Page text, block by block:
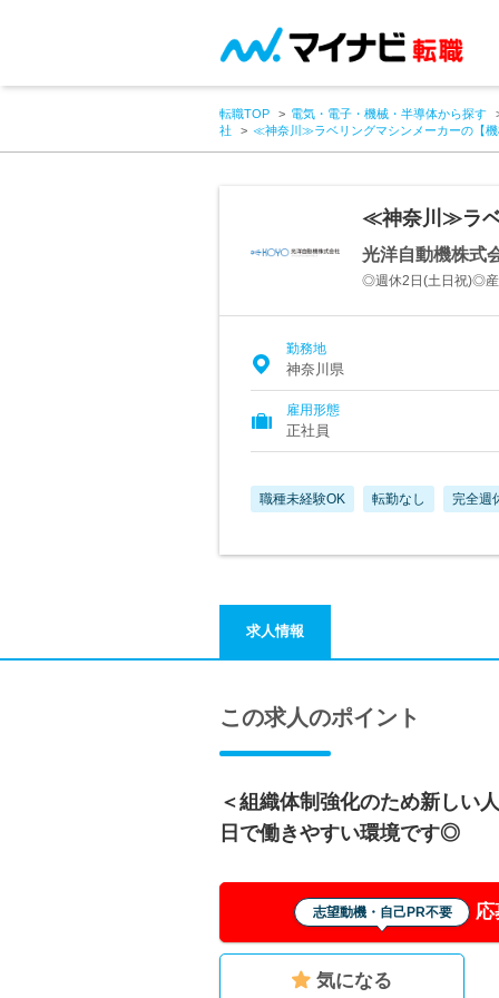
転職TOP
電気・電子・機械・半導体から探す
社
≪神奈川≫ラベリングマシンメーカーの【
≪神奈川≫ラベ
光洋自動機株式
◎週休2日(土日祝)◎
勤務地
神奈川県
雇用形態
正社員
職種未経験OK 転勤なし 完全週
求人情報
この求人のポイント
＜組織体制強化のため新しい
日で働きやすい環境です◎
志望動機・自己PR不要
気になる